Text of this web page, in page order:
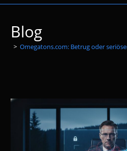
Blog
> Omegatons.com: Betrug oder